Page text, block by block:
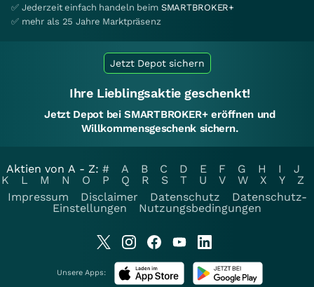
✅ Jederzeit einfach handeln beim SMARTBROKER+
✅ mehr als 25 Jahre Marktpräsenz
Jetzt Depot sichern
Ihre Lieblingsaktie geschenkt!
Jetzt Depot bei SMARTBROKER+ eröffnen und
Willkommensgeschenk sichern.
Aktien von A - Z: # A B C D E F G H I
J
K
L M N O P Q R S T U V W X Y
Z
Impressum
Disclaimer Datenschutz
Datenschutz-
Einstellungen
Nutzungsbedingungen
Unsere Apps: